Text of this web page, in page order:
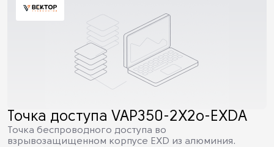
Точка доступа VAP350-2X2o-EXDA
Точка беспроводного доступа во
взрывозащищенном корпусе EXD из алюминия.